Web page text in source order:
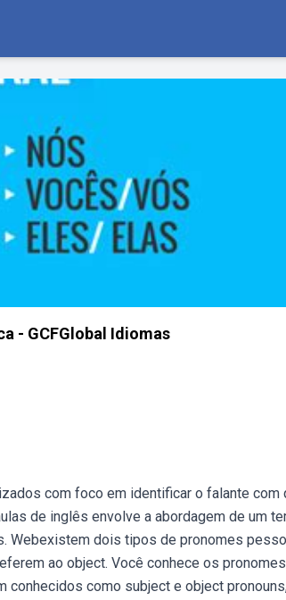
- GCFGlobal Idiomas
com foco em identificar o falante com
de inglês envolve a abordagem de um
Webexistem dois tipos de pronomes
ao object. Você conhece os pronomes
como subject e object